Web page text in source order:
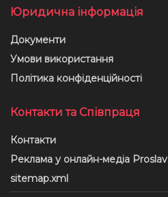
Юридична інформація
Документи
Умови використання
Політика конфіденційності
Контакти та Співпраця
Контакти
Реклама у онлайн-медіа Proslav
sitemap.xml